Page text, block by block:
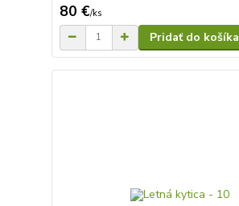
80 €/ks
Pridať do košíka